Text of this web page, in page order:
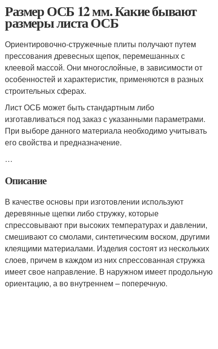
Размер ОСБ 12 мм. Какие бывают
размеры листа ОСБ
Ориентировочно-стружечные плиты получают путем
прессования древесных щепок, перемешанных с
клеевой массой. Они многослойные, в зависимости от
особенностей и характеристик, применяются в разных
строительных сферах.
Лист ОСБ может быть стандартным либо
изготавливаться под заказ с указанными параметрами.
При выборе данного материала необходимо учитывать
его свойства и предназначение.
…
Описание
В качестве основы при изготовлении используют
деревянные щепки либо стружку, которые
спрессовывают при высоких температурах и давлении,
смешивают со смолами, синтетическим воском, другими
клеящими материалами. Изделия состоят из нескольких
слоев, причем в каждом из них спрессованная стружка
имеет свое направление. В наружном имеет продольную
ориентацию, а во внутреннем – поперечную.